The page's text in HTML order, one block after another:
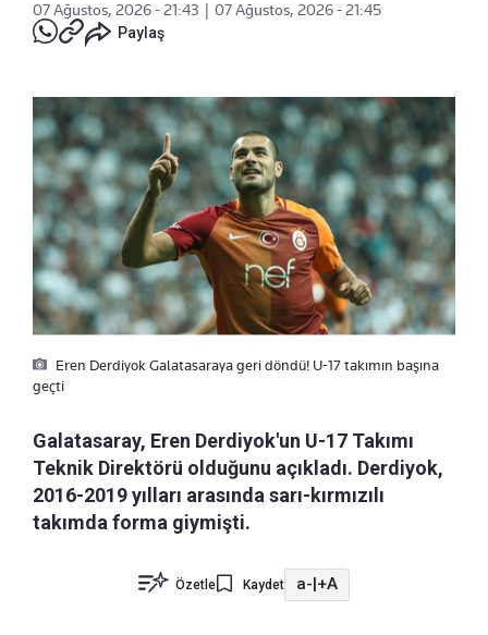
07 Ağustos, 2026 - 21:43
07 Ağustos, 2026 - 21:45
Paylaş
Eren Derdiyok Galatasaraya geri döndü! U-17 takımın başına
geçti
Galatasaray, Eren Derdiyok'un U-17 Takımı
Teknik Direktörü olduğunu açıkladı. Derdiyok,
2016-2019 yılları arasında sarı-kırmızılı
takımda forma giymişti.
Özetle Kaydet a- +A